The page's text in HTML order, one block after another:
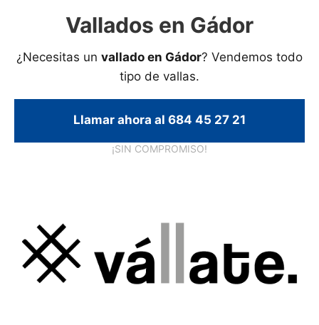
Vallados en Gádor
¿Necesitas un vallado en Gádor? Vendemos todo
tipo de vallas.
Llamar ahora al 684 45 27 21
¡SIN COMPROMISO!